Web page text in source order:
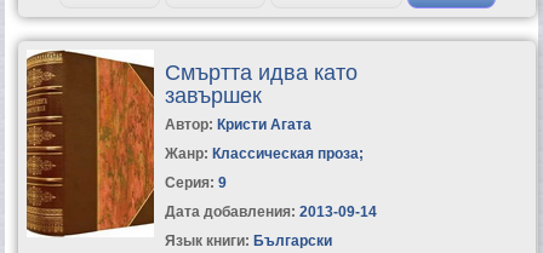
Смъртта идва като
завършек
Автор: Кристи Агата
Жанр: Классическая проза;
Серия: 9
Дата добавления: 2013-09-14
Язык книги: Български